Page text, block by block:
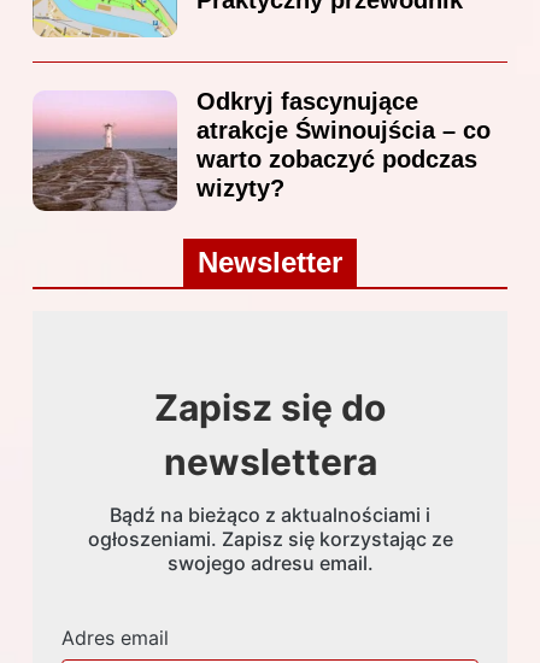
Odkryj fascynujące
atrakcje Świnoujścia – co
warto zobaczyć podczas
wizyty?
Newsletter
Zapisz się do
newslettera
Bądź na bieżąco z aktualnościami i
ogłoszeniami. Zapisz się korzystając ze
swojego adresu email.
Adres email